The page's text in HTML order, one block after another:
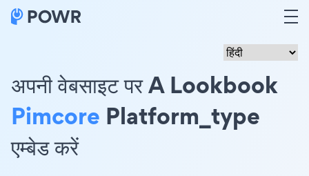
अपनी वेबसाइट पर A Lookbook
Pimcore Platform_type
एम्बेड करें